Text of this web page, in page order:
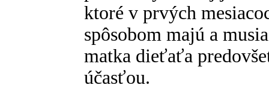
ktoré v prvých
spôsobom majú a
matka dieťaťa
účasťou.